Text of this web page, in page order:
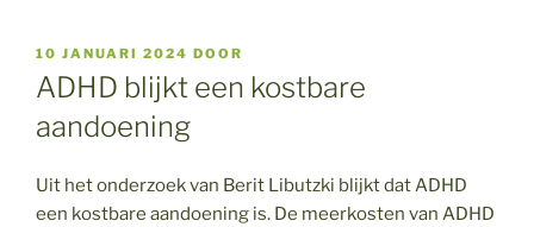
GEPLAATST
OP
10 JANUARI 2024 DOOR
ADHD blijkt een kostbare
aandoening
Uit het onderzoek van Berit Libutzki blijkt dat ADHD
een kostbare aandoening is. De meerkosten van ADHD